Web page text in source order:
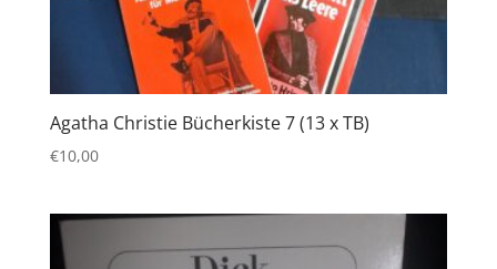
Agatha Christie Bücherkiste 7 (13 x TB)
€10,00